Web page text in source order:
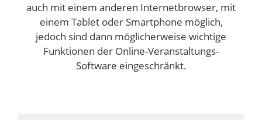
auch mit einem anderen Internetbrowser, mit
einem Tablet oder Smartphone möglich,
jedoch sind dann möglicherweise wichtige
Funktionen der Online-Veranstaltungs-
Software eingeschränkt.